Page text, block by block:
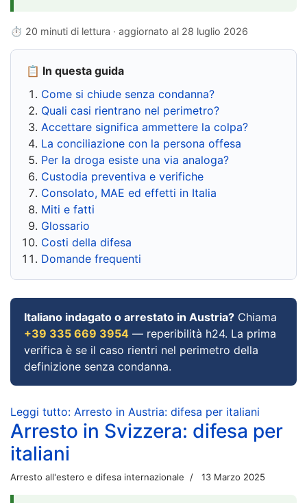
⏱ 20 minuti di lettura · aggiornato al 28 luglio 2026
📋 In questa guida
Come si chiude senza condanna?
Quali casi rientrano nel perimetro?
Accettare significa ammettere la colpa?
La conciliazione con la persona offesa
Per la droga esiste una via analoga?
Custodia preventiva e verifiche
Consolato, MAE ed effetti in Italia
Miti e fatti
Glossario
Costi della difesa
Domande frequenti
Italiano indagato o arrestato in Austria? Chiama
+39 335 669 3954 — reperibilità h24. La prima
verifica è se il caso rientri nel perimetro della
definizione senza condanna.
Leggi tutto: Arresto in Austria: difesa per italiani
Arresto in Svizzera: difesa per
italiani
Arresto all'estero e difesa internazionale 13 Marzo 2025